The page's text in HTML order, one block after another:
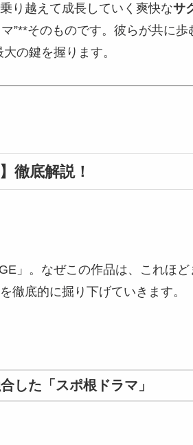
り越えて成長していく爽快なサ
”**そのものです。彼らが共に歩
の鍵を握ります。
徹底解説！
」。なぜこの作品は、これほ
徹底的に掘り下げていきます。
した「スポ根ドラマ」